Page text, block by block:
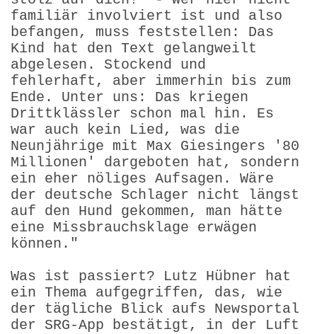
familiär involviert ist und also
befangen, muss feststellen: Das
Kind hat den Text gelangweilt
abgelesen. Stockend und
fehlerhaft, aber immerhin bis zum
Ende. Unter uns: Das kriegen
Drittklässler schon mal hin. Es
war auch kein Lied, was die
Neunjährige mit Max Giesingers '80
Millionen' dargeboten hat, sondern
ein eher nöliges Aufsagen. Wäre
der deutsche Schlager nicht längst
auf den Hund gekommen, man hätte
eine Missbrauchsklage erwägen
können."
Was ist passiert? Lutz Hübner hat
ein Thema aufgegriffen, das, wie
der tägliche Blick aufs Newsportal
der SRG-App bestätigt, in der Luft